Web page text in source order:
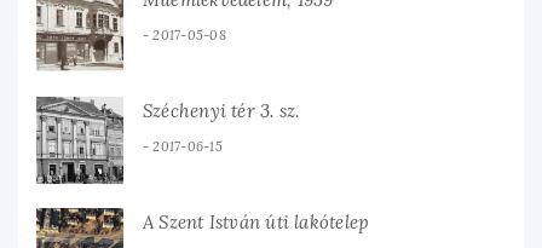
2017-05-08
Széchenyi tér 3. sz.
2017-06-15
A Szent István úti lakótelep